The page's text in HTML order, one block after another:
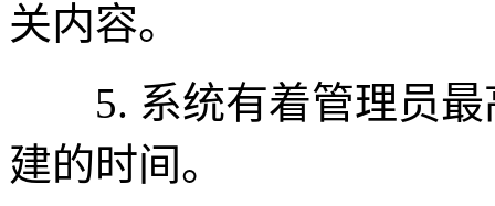
关内容。
5. 系统有着管理员最
建的时间。